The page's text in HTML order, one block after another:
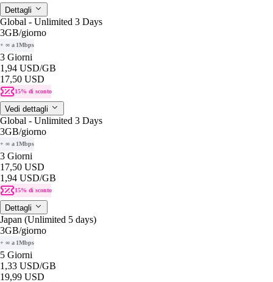
Dettagli
Global - Unlimited 3 Days
3GB/giorno
+ ∞ a 1Mbps
3 Giorni
1,94 USD/GB
17,50 USD
15% di sconto
Vedi dettagli
Global - Unlimited 3 Days
3GB/giorno
+ ∞ a 1Mbps
3 Giorni
17,50 USD
1,94 USD/GB
15% di sconto
Dettagli
Japan (Unlimited 5 days)
3GB/giorno
+ ∞ a 1Mbps
5 Giorni
1,33 USD/GB
19,99 USD